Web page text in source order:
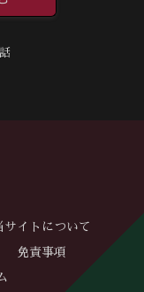
サイトについて
免責事項